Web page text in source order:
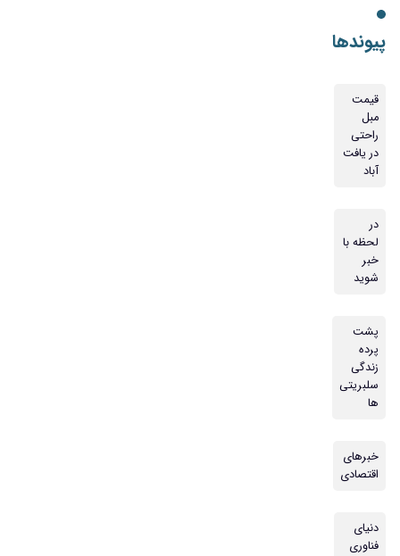
پیوندها
قیمت
مبل
راحتی
در یافت
آباد
در
لحظه با
خبر
شوید
پشت
پرده
زندگی
سلبریتی
ها
خبرهای
اقتصادی
دنیای
فناوری